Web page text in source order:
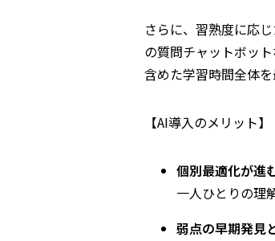
さらに、習熟度に応
の質問チャットボッ
含めた学習時間全体
【AI導入のメリット】
個別最適化が進
一人ひとりの理
弱点の早期発見